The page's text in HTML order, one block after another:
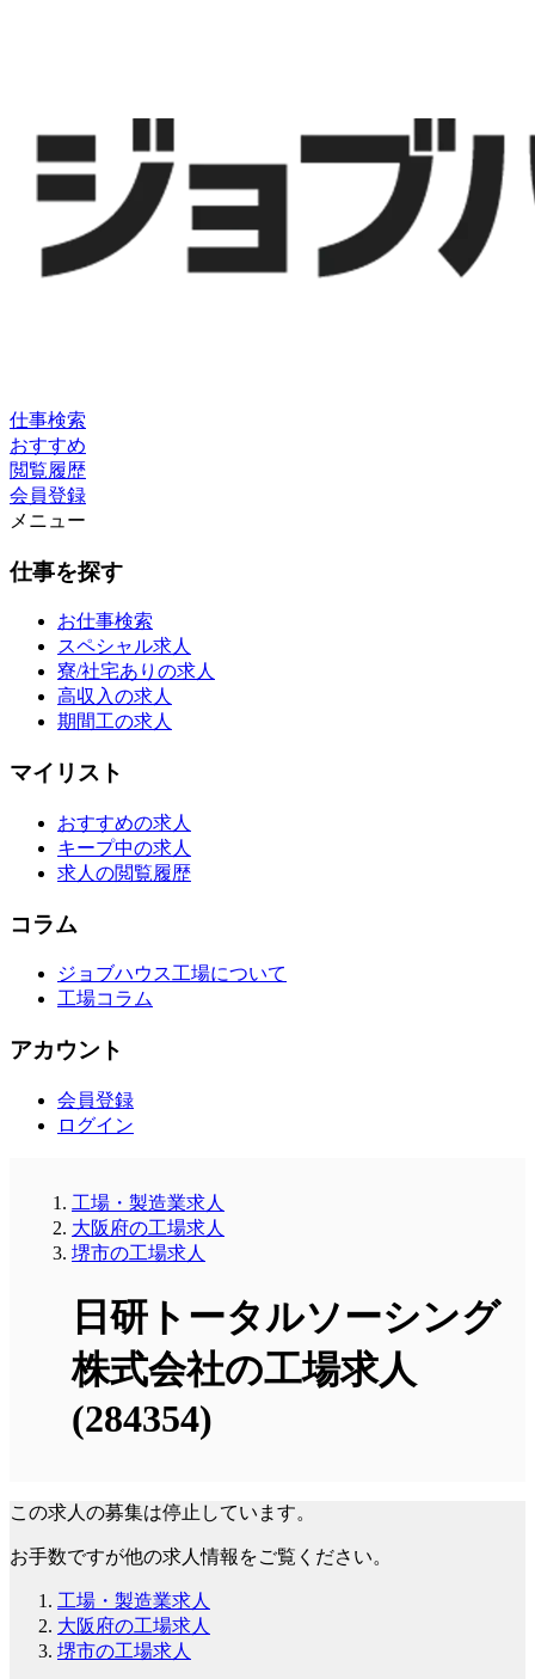
仕事検索
おすすめ
閲覧履歴
会員登録
メニュー
仕事を探す
お仕事検索
スペシャル求人
寮/社宅ありの求人
高収入の求人
期間工の求人
マイリスト
おすすめの求人
キープ中の求人
求人の閲覧履歴
コラム
ジョブハウス工場について
工場コラム
アカウント
会員登録
ログイン
工場・製造業求人
大阪府の工場求人
堺市の工場求人
日研トータルソーシング
株式会社の工場求人
(284354)
この求人の募集は停止しています。
お手数ですが他の求人情報をご覧ください。
工場・製造業求人
大阪府の工場求人
堺市の工場求人